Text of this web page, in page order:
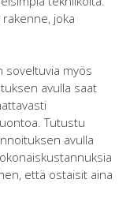
joka
soveltuvia myös
avulla saat
Tutustu
avulla
että ostaisit aina